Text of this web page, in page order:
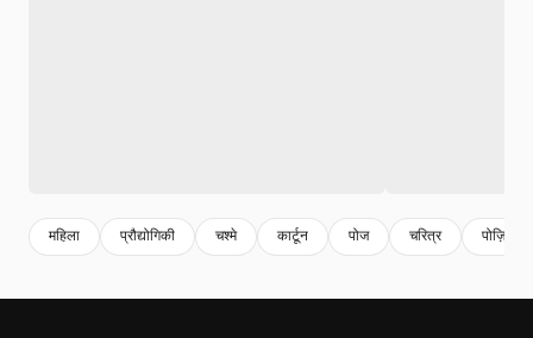
महिला प्रौद्योगिकी चश्मे कार्टून पोज चरित्र पोज़िंग